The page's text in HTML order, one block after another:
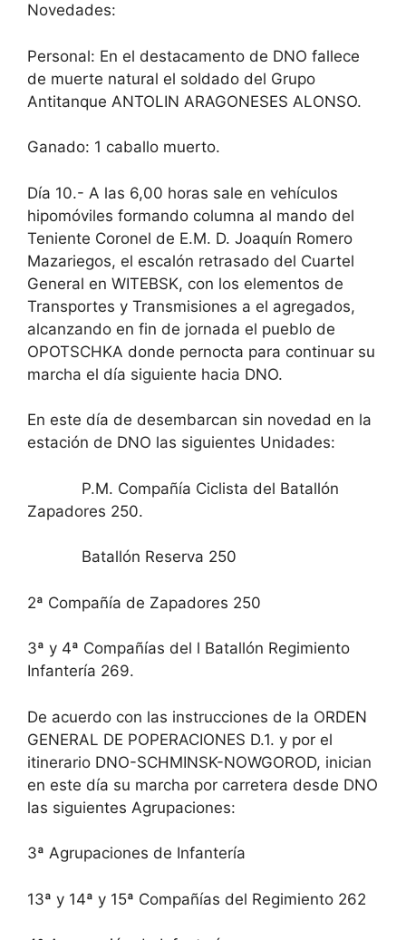
Novedades:
Personal: En el destacamento de DNO fallece
de muerte natural el soldado del Grupo
Antitanque ANTOLIN ARAGONESES ALONSO.
Ganado: 1 caballo muerto.
Día 10.- A las 6,00 horas sale en vehículos
hipomóviles formando columna al mando del
Teniente Coronel de E.M. D. Joaquín Romero
Mazariegos, el escalón retrasado del Cuartel
General en WITEBSK, con los elementos de
Transportes y Transmisiones a el agregados,
alcanzando en fin de jornada el pueblo de
OPOTSCHKA donde pernocta para continuar su
marcha el día siguiente hacia DNO.
En este día de desembarcan sin novedad en la
estación de DNO las siguientes Unidades:
P.M. Compañía Ciclista del Batallón
Zapadores 250.
Batallón Reserva 250
2ª Compañía de Zapadores 250
3ª y 4ª Compañías del l Batallón Regimiento
Infantería 269.
De acuerdo con las instrucciones de la ORDEN
GENERAL DE POPERACIONES D.1. y por el
itinerario DNO-SCHMINSK-NOWGOROD, inician
en este día su marcha por carretera desde DNO
las siguientes Agrupaciones:
3ª Agrupaciones de Infantería
13ª y 14ª y 15ª Compañías del Regimiento 262